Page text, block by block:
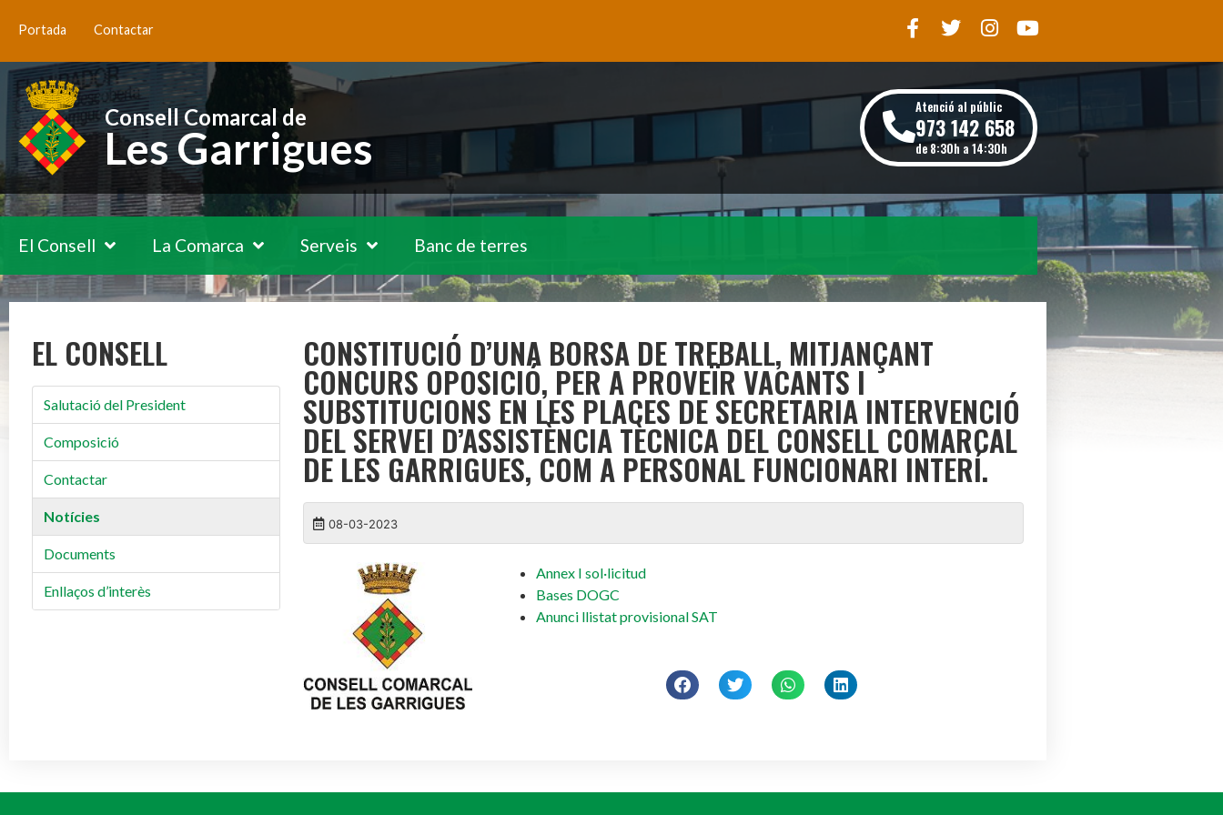
Portada Contactar
Consell Comarcal de
Les Garrigues
Atenció al públic
973 142 658
de 8:30h a 14:30h
El Consell La Comarca Serveis Banc de terres
EL CONSELL
Salutació del President
Composició
Contactar
Notícies
Documents
Enllaços d’interès
CONSTITUCIÓ D’UNA BORSA DE TREBALL, MITJANÇANT
CONCURS OPOSICIÓ, PER A PROVEÏR VACANTS I
SUBSTITUCIONS EN LES PLACES DE SECRETARIA INTERVENCIÓ
DEL SERVEI D’ASSISTÈNCIA TÈCNICA DEL CONSELL COMARCAL
DE LES GARRIGUES, COM A PERSONAL FUNCIONARI INTERÍ.
08-03-2023
Annex I sol·licitud
Bases DOGC
Anunci llistat provisional SAT